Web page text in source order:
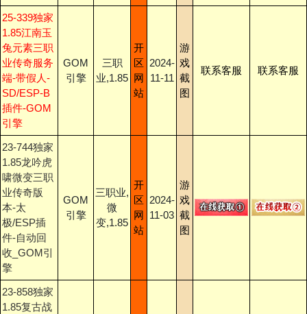
25-339独家
1.85江南玉
兔元素三职
业传奇服务
端-带假人-
SD/ESP-B
插件-GOM
引擎
GOM
引擎
三职
业,1.85
开
区
网
站
2024-
11-11
游
戏
截
图
联系客服 联系客服
23-744独家
1.85龙吟虎
啸微变三职
业传奇版
本-太
极/ESP插
件-自动回
收_GOM引
擎
GOM
引擎
三职业,
微
变,1.85
开
区
网
站
2024-
11-03
游
戏
截
图
23-858独家
1.85复古战